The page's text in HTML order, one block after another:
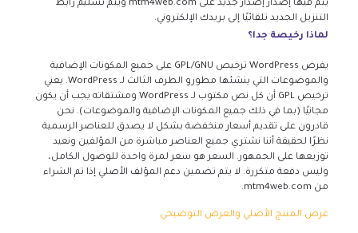
يتم فيها إصدار إصدار جديد على mtm4web.com ويتم تسليم رابط
التنزيل الجديد تلقائيًا إلى بريدك الإلكتروني.
لماذا رخيصة جدا؟
يفرض WordPress ترخيص GPL/GNU على جميع المكونات الإضافية
والموضوعات التي ينشئها مطورو الطرف الثالث لـ WordPress. يعني
ترخيص GPL أن كل نص مكتوب لـ WordPress ومشتقاته يجب أن يكون
مجانيًا (بما في ذلك جميع المكونات الإضافية والموضوعات). نحن
قادرون على تقديم أسعار منخفضة بشكل لا يصدق للعناصر الرسمية
نظرًا لحقيقة أننا نشتري جميع العناصر مباشرة من المؤلفين ونعيد
توزيعها على الجمهور. السعر هو سعر لمرة واحدة للوصول الكامل،
وليس دفعة متكررة. لا يتم تضمين دعم المؤلف الأصلي إذا تم الشراء
من mtm4web.com.
عرض المنتج الأصلي والعرض التوضيحي